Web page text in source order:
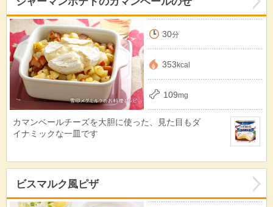
30分
353 kcal
109mg
カマンベールチーズを大胆に使った、見た目もダ
イナミックな一皿です
ビスマルク風ピザ